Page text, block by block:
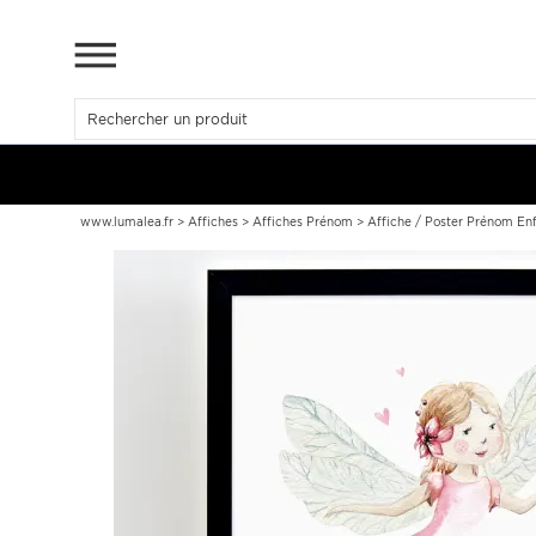
www.lumalea.fr > Affiches > Affiches Prénom > Affiche / Poster Prénom